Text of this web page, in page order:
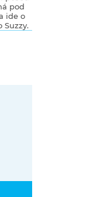
pod
ide o